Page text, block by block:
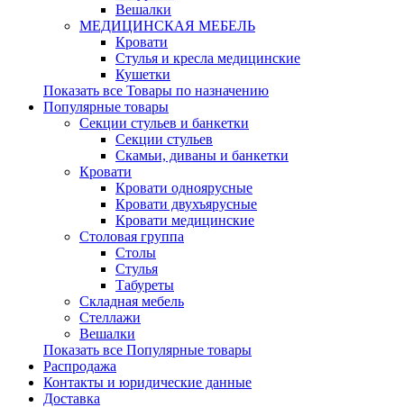
Вешалки
МЕДИЦИНСКАЯ МЕБЕЛЬ
Кровати
Стулья и кресла медицинские
Кушетки
Показать все Товары по назначению
Популярные товары
Секции стульев и банкетки
Секции стульев
Скамьи, диваны и банкетки
Кровати
Кровати одноярусные
Кровати двухъярусные
Кровати медицинские
Столовая группа
Столы
Стулья
Табуреты
Складная мебель
Стеллажи
Вешалки
Показать все Популярные товары
Распродажа
Контакты и юридические данные
Доставка